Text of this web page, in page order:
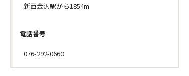
新西金沢駅から1854m
電話番号
076-292-0660